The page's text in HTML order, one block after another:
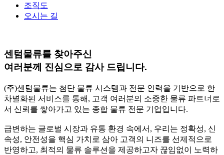
조직도
오시는 길
센텀물류를 찾아주신
여러분께 진심으로 감사 드립니다.
(주)센텀물류는 첨단 물류 시스템과 전문 인력을 기반으로 한
차별화된 서비스를 통해, 고객 여러분의 소중한 물류 파트너로
서 신뢰를 쌓아가고 있는 종합 물류 전문 기업입니다.
급변하는 글로벌 시장과 유통 환경 속에서, 우리는 정확성, 신
속성, 안전성을 핵심 가치로 삼아 고객의 니즈를 선제적으로
반영하고, 최적의 물류 솔루션을 제공하고자 끊임없이 노력하